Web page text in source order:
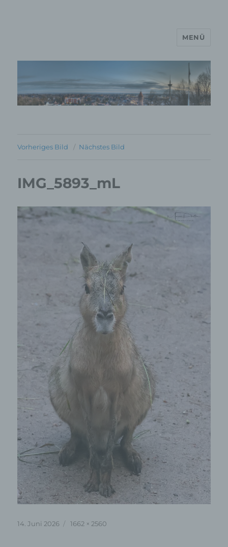
MP Mario Porten Beratung
Training Coaching
MENÜ
Vorheriges Bild Nächstes Bild
IMG_5893_mL
Veröffentlicht
14. Juni 2026 Originalgröße
1662 × 2560